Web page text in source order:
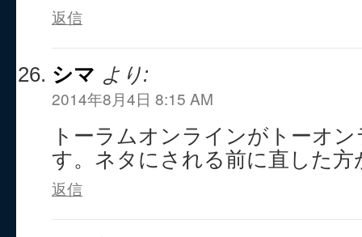
返信
シマ より:
2014年8月4日 8:15 AM
トーラムオンラインがトーオ
す。ネタにされる前に直した方
返信